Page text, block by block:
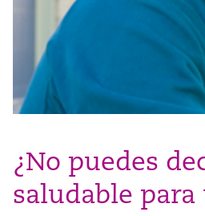
¿No puedes
saludable